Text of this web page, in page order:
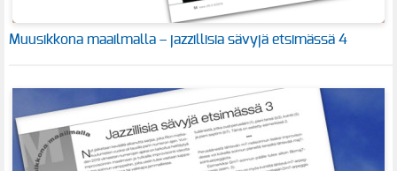
Muusikkona maailmalla – jazzillisia sävyjä etsimässä 4